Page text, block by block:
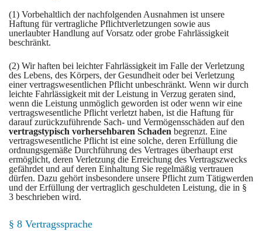
(1) Vorbehaltlich der nachfolgenden Ausnahmen ist unsere
Haftung für vertragliche Pflichtverletzungen sowie aus
unerlaubter Handlung auf Vorsatz oder grobe Fahrlässigkeit
beschränkt.
(2) Wir haften bei leichter Fahrlässigkeit im Falle der Verletzung
des Lebens, des Körpers, der Gesundheit oder bei Verletzung
einer vertragswesentlichen Pflicht unbeschränkt. Wenn wir durch
leichte Fahrlässigkeit mit der Leistung in Verzug geraten sind,
wenn die Leistung unmöglich geworden ist oder wenn wir eine
vertragswesentliche Pflicht verletzt haben, ist die Haftung für
darauf zurückzuführende Sach- und Vermögensschäden auf den
vertragstypisch vorhersehbaren Schaden begrenzt. Eine
vertragswesentliche Pflicht ist eine solche, deren Erfüllung die
ordnungsgemäße Durchführung des Vertrages überhaupt erst
ermöglicht, deren Verletzung die Erreichung des Vertragszwecks
gefährdet und auf deren Einhaltung Sie regelmäßig vertrauen
dürfen. Dazu gehört insbesondere unsere Pflicht zum Tätigwerden
und der Erfüllung der vertraglich geschuldeten Leistung, die in §
3 beschrieben wird.
§ 8 Vertragssprache